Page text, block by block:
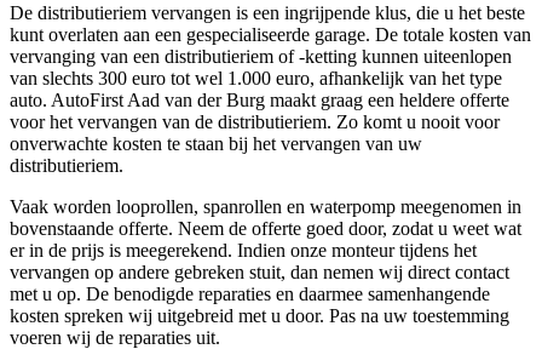
De distributieriem vervangen is een ingrijpende klus, die u het beste
kunt overlaten aan een gespecialiseerde garage. De totale kosten van
vervanging van een distributieriem of -ketting kunnen uiteenlopen
van slechts 300 euro tot wel 1.000 euro, afhankelijk van het type
auto. AutoFirst Aad van der Burg maakt graag een heldere offerte
voor het vervangen van de distributieriem. Zo komt u nooit voor
onverwachte kosten te staan bij het vervangen van uw
distributieriem.
Vaak worden looprollen, spanrollen en waterpomp meegenomen in
bovenstaande offerte. Neem de offerte goed door, zodat u weet wat
er in de prijs is meegerekend. Indien onze monteur tijdens het
vervangen op andere gebreken stuit, dan nemen wij direct contact
met u op. De benodigde reparaties en daarmee samenhangende
kosten spreken wij uitgebreid met u door. Pas na uw toestemming
voeren wij de reparaties uit.